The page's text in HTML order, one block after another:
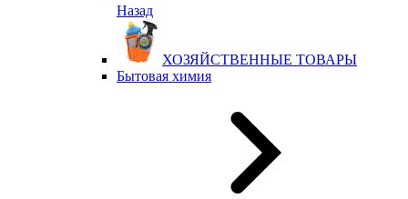
Назад
ХОЗЯЙСТВЕННЫЕ ТОВАРЫ
Бытовая химия